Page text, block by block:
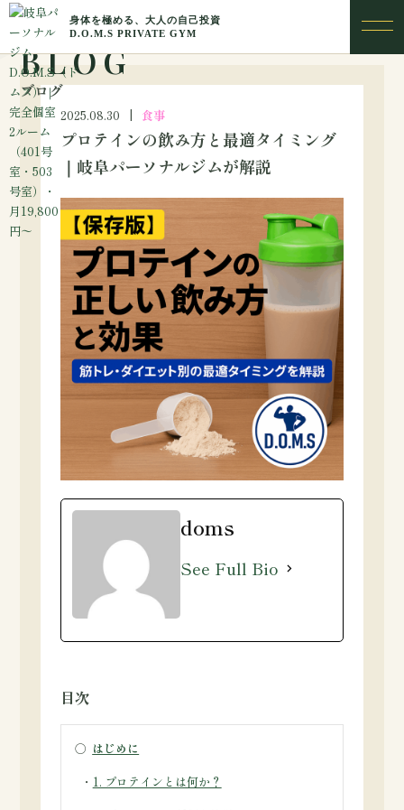
BLOG
ブログ
2025.08.30 食事
プロテインの飲み方と最適タイミング
｜岐阜パーソナルジムが解説
doms
See Full Bio
目次
○ はじめに
・ 1. プロテインとは何か？